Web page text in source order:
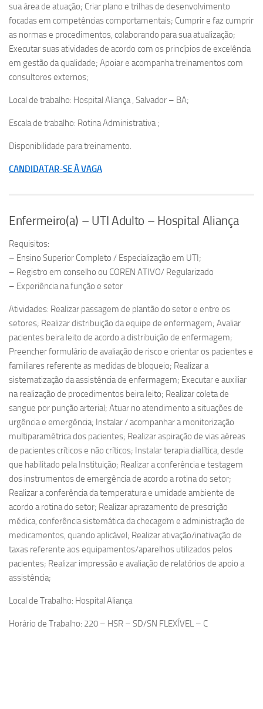
sua área de atuação; Criar plano e trilhas de desenvolvimento
focadas em competências comportamentais; Cumprir e faz cumprir
as normas e procedimentos, colaborando para sua atualização;
Executar suas atividades de acordo com os princípios de excelência
em gestão da qualidade; Apoiar e acompanha treinamentos com
consultores externos;
Local de trabalho: Hospital Aliança , Salvador – BA;
Escala de trabalho: Rotina Administrativa ;
Disponibilidade para treinamento.
CANDIDATAR-SE À VAGA
Enfermeiro(a) – UTI Adulto – Hospital Aliança
Requisitos:
– Ensino Superior Completo / Especialização em UTI;
– Registro em conselho ou COREN ATIVO/ Regularizado
– Experiência na função e setor
Atividades: Realizar passagem de plantão do setor e entre os
setores; Realizar distribuição da equipe de enfermagem; Avaliar
pacientes beira leito de acordo a distribuição de enfermagem;
Preencher formulário de avaliação de risco e orientar os pacientes e
familiares referente as medidas de bloqueio; Realizar a
sistematização da assistência de enfermagem; Executar e auxiliar
na realização de procedimentos beira leito; Realizar coleta de
sangue por punção arterial; Atuar no atendimento a situações de
urgência e emergência; Instalar / acompanhar a monitorização
multiparamétrica dos pacientes; Realizar aspiração de vias aéreas
de pacientes críticos e não críticos; Instalar terapia dialítica, desde
que habilitado pela Instituição; Realizar a conferência e testagem
dos instrumentos de emergência de acordo a rotina do setor;
Realizar a conferência da temperatura e umidade ambiente de
acordo a rotina do setor; Realizar aprazamento de prescrição
médica, conferência sistemática da checagem e administração de
medicamentos, quando aplicável; Realizar ativação/inativação de
taxas referente aos equipamentos/aparelhos utilizados pelos
pacientes; Realizar impressão e avaliação de relatórios de apoio a
assistência;
Local de Trabalho: Hospital Aliança
Horário de Trabalho: 220 – HSR – SD/SN FLEXÍVEL – C